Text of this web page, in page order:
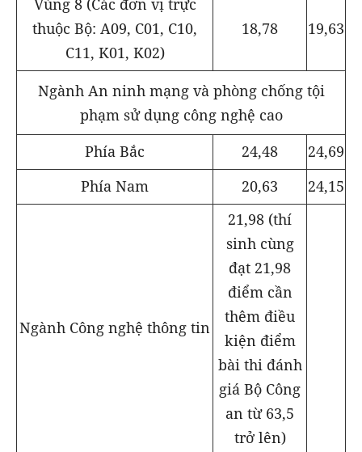
Vùng 8 (Các đơn vị trực
thuộc Bộ: A09, C01, C10,
C11, K01, K02)
18,78 19,63
Ngành An ninh mạng và phòng chống tội
phạm sử dụng công nghệ cao
Phía Bắc
24,48
24,69
Phía Nam
20,63 24,15
Ngành Công nghệ thông tin
21,98 (thí
sinh cùng
đạt 21,98
điểm cần
thêm điều
kiện điểm
bài thi đánh
giá Bộ Công
an từ 63,5
trở lên)